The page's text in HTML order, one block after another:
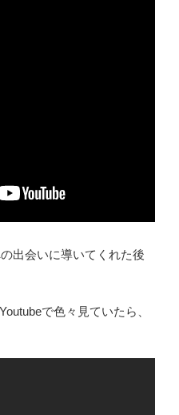
出会いに導いてくれた後
で色々見ていたら、